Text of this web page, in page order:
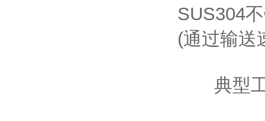
SUS304
(通过输送
典型工